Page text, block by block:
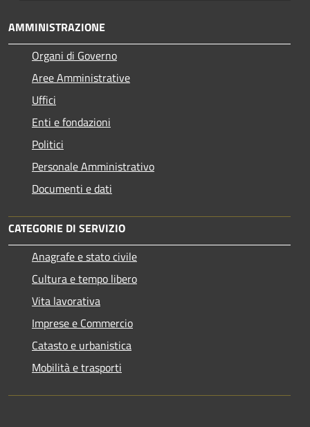
AMMINISTRAZIONE
Organi di Governo
Aree Amministrative
Uffici
Enti e fondazioni
Politici
Personale Amministrativo
Documenti e dati
CATEGORIE DI SERVIZIO
Anagrafe e stato civile
Cultura e tempo libero
Vita lavorativa
Imprese e Commercio
Catasto e urbanistica
Mobilità e trasporti